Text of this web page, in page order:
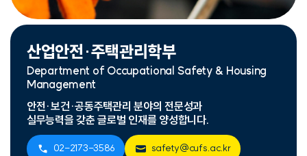
산업안전·주택관리학부
Department of Occupational Safety & Housing
Management
안전·보건·공동주택관리 분야의 전문성과
실무능력을 갖춘 글로벌 인재를 양성합니다.
02-2173-3586 safety@cufs.ac.kr